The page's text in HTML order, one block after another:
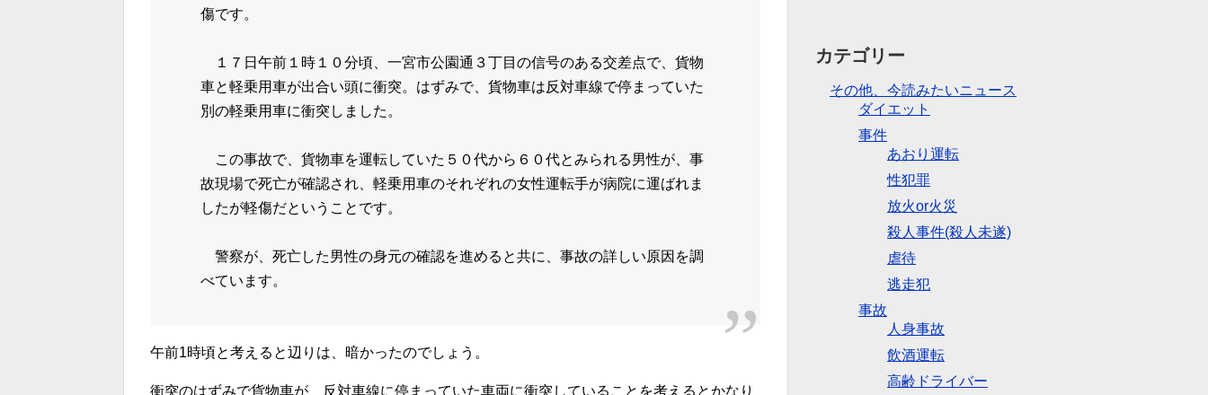
傷です。
１７日午前１時１０分頃、一宮市公園通３丁目の信号のある交差点で、貨物
車と軽乗用車が出合い頭に衝突。はずみで、貨物車は反対車線で停まっていた
別の軽乗用車に衝突しました。
この事故で、貨物車を運転していた５０代から６０代とみられる男性が、事
故現場で死亡が確認され、軽乗用車のそれぞれの女性運転手が病院に運ばれま
したが軽傷だということです。
警察が、死亡した男性の身元の確認を進めると共に、事故の詳しい原因を調
べています。
午前1時頃と考えると辺りは、暗かったのでしょう。
衝突のはずみで貨物車が、反対車線に停まっていた車両に衝突していることを考えるとかなり
カテゴリー
その他、今読みたいニュース
ダイエット
事件
あおり運転
性犯罪
放火or火災
殺人事件(殺人未遂)
虐待
逃走犯
事故
人身事故
飲酒運転
高齢ドライバー